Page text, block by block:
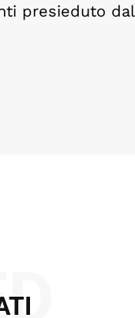
presieduto dal